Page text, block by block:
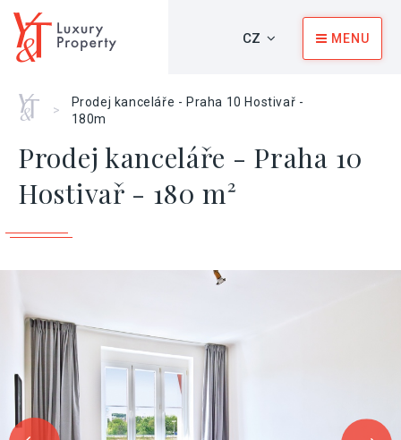
CZ MENU
Home
>
Prodej kanceláře - Praha 10 Hostivař -
180m
Prodej kanceláře - Praha 10
Hostivař - 180 m²